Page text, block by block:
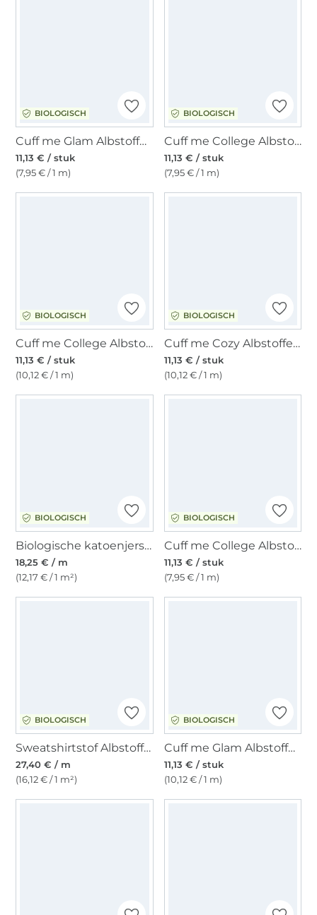
BIOLOGISCH
Cuff me Glam Albstoffe Hamburger Liebe Glossy biologische boordstof XXL, roze
11,13 € / stuk
(7,95 € / 1 m)
BIOLOGISCH
Cuff me College Albstofe Hamburger Liebe Life Loves You biologische boordstof XXL, gebroken wit
11,13 € / stuk
(7,95 € / 1 m)
BIOLOGISCH
Cuff me College Albstoffe Hamburger Liebe biologische boordstof, zwart / gebroken wit
11,13 € / stuk
(10,12 € / 1 m)
BIOLOGISCH
Cuff me Cozy Albstoffe Hamburger Liebe biologische boordstof, zwart
11,13 € / stuk
(10,12 € / 1 m)
BIOLOGISCH
Biologische katoenjersey Bird Flight, gebroken wit
18,25 € / m
(12,17 € / 1 m²)
BIOLOGISCH
Cuff me College Albstofe Hamburger Liebe Sakura biologische boordstof XXL, zwart- lichtgrijs
11,13 € / stuk
(7,95 € / 1 m)
BIOLOGISCH
Sweatshirtstof Albstoffe Hamburger Liebe Bliss Flower Field, marineblauw
27,40 € / m
(16,12 € / 1 m²)
BIOLOGISCH
Cuff me Glam Albstoffe Hamburger Liebe biologische boordstof, gebroken wit
11,13 € / stuk
(10,12 € / 1 m)